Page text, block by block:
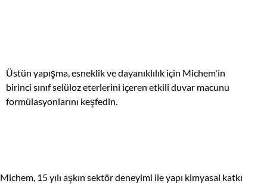
Üstün yapışma, esneklik ve dayanıklılık için Michem'in
birinci sınıf selüloz eterlerini içeren etkili duvar macunu
formülasyonlarını keşfedin.
Michem, 15 yılı aşkın sektör deneyimi ile yapı kimyasal katkı